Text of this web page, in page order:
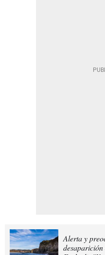
Alerta y
desaparición